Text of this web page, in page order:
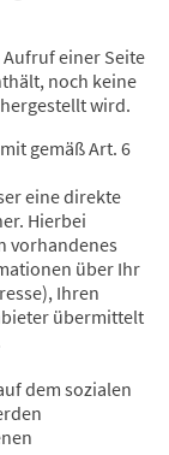
einer Seite
noch keine
wird.
gemäß Art. 6
eine direkte
Hierbei
vorhandenes
über Ihr
Ihren
übermittelt
dem sozialen